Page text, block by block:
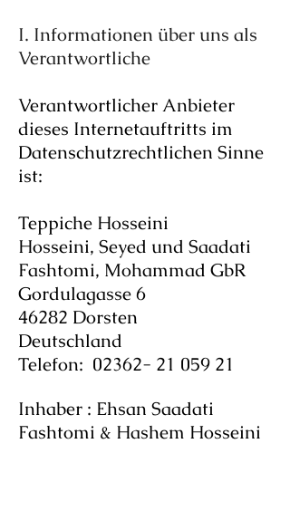
I. Informationen über uns als
Verantwortliche
Verantwortlicher Anbieter
dieses Internetauftritts im
Datenschutzrechtlichen Sinne
ist:
Teppiche Hosseini
Hosseini, Seyed und Saadati
Fashtomi, Mohammad GbR
Gordulagasse 6
46282 Dorsten
Deutschland
Telefon: 02362- 21 059 21
Inhaber : Ehsan Saadati
Fashtomi & Hashem Hosseini